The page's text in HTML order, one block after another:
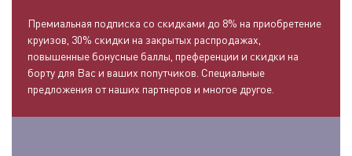
Премиальная подписка со скидками до 8% на приобретение
круизов, 30% скидки на закрытых распродажах,
повышенные бонусные баллы, преференции и скидки на
борту для Вас и ваших попутчиков. Специальные
предложения от наших партнеров и многое другое.